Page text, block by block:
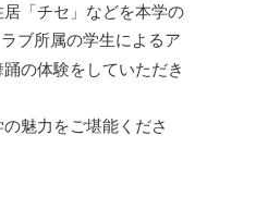
「チセ」などを本学の
ブ所属の学生によるア
の体験をしていただき
魅力をご堪能くださ